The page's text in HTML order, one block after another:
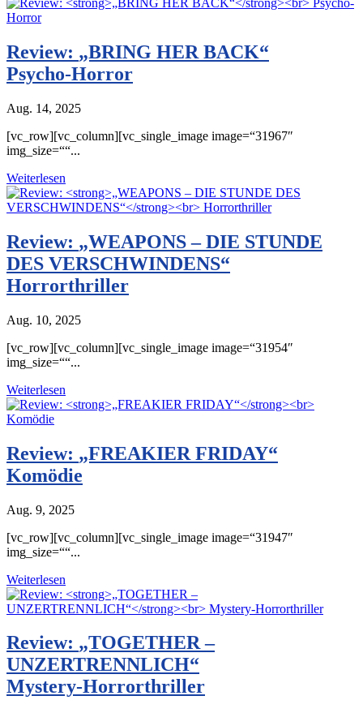
Review: „BRING HER BACK“
Psycho-Horror
Aug. 14, 2025
[vc_row][vc_column][vc_single_image image=“31967″
img_size=““...
Weiterlesen
Review: „WEAPONS – DIE STUNDE
DES VERSCHWINDENS“
Horrorthriller
Aug. 10, 2025
[vc_row][vc_column][vc_single_image image=“31954″
img_size=““...
Weiterlesen
Review: „FREAKIER FRIDAY“
Komödie
Aug. 9, 2025
[vc_row][vc_column][vc_single_image image=“31947″
img_size=““...
Weiterlesen
Review: „TOGETHER –
UNZERTRENNLICH“
Mystery-Horrorthriller